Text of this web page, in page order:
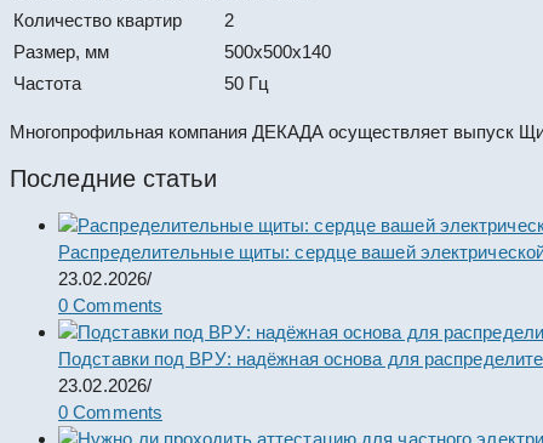
Количество квартир
2
Размер, мм
500x500x140
Частота
50 Гц
Многопрофильная компания ДЕКАДА осуществляет выпуск
Последние статьи
Распределительные щиты: сердце вашей
23.02.2026/
0 Comments
Подставки под ВРУ: надёжная основа для
23.02.2026/
0 Comments